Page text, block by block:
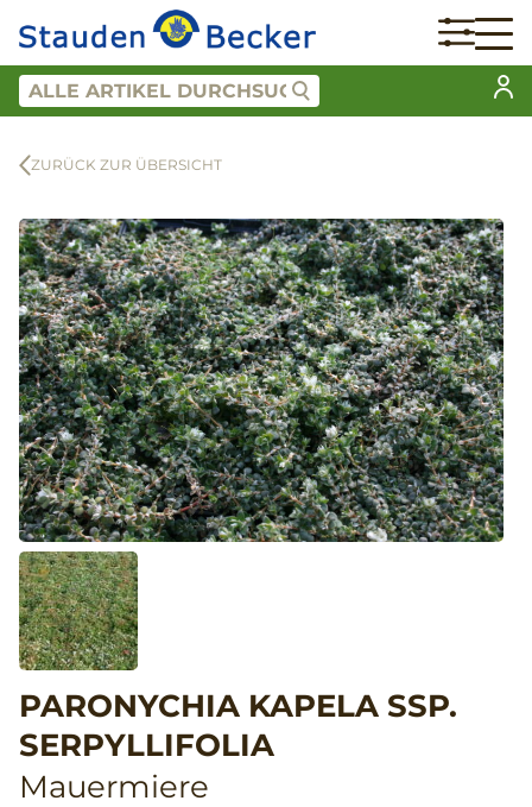
ZURÜCK ZUR ÜBERSICHT
PARONYCHIA KAPELA SSP.
SERPYLLIFOLIA
Mauermiere